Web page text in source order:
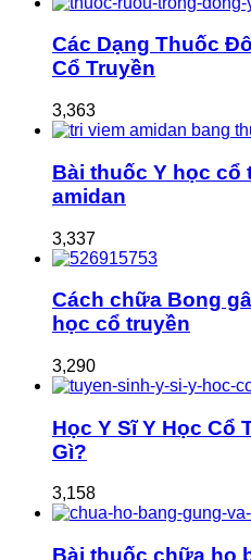
Các Dạng Thuốc
Cổ Truyền
3,363
Bài thuốc Y học cổ
amidan
3,337
Cách chữa Bong
học cổ truyền
3,290
Học Y Sĩ Y Học Cổ
Gì?
3,158
Bài thuốc chữa ho